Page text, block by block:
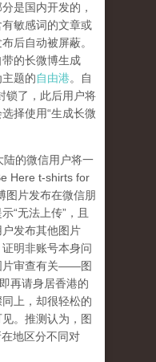
是国内开发的，
敏感词的文章或
后自动被屏蔽。
的长微博生成
题的自由港。自
锁了，此后用户将
择使用“生成长微
陆的微信用户将一
Here t-shirts for
图片发布在微信朋
“无法上传”，且
发布其他图片
证明非账号本身问
片审查有关——图
再请身居香港的
上，却很轻松的
。推测认为，图
地区分不同对